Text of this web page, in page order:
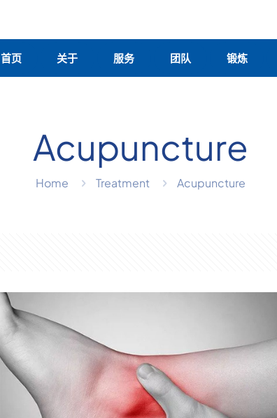
首页 关于 服务 团队 锻炼
Acupuncture
Home Treatment Acupuncture